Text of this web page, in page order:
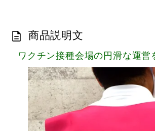
商品説明文
ワクチン接種会場の円滑な運営